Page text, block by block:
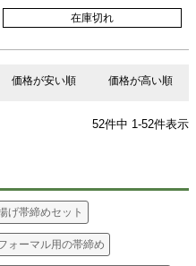
在庫切れ
価格が安い順 価格が高い順
52件中 1-52件表示
げ帯締めセット
ォーマル用の帯締め